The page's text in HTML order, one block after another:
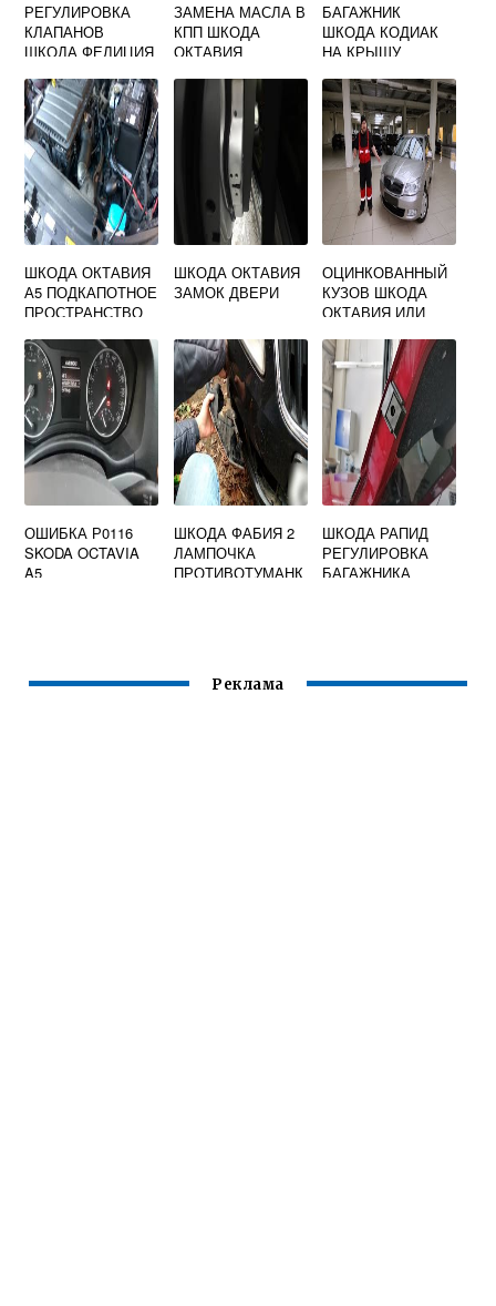
РЕГУЛИРОВКА
КЛАПАНОВ
ШКОДА ФЕЛИЦИЯ
ЗАМЕНА МАСЛА В
КПП ШКОДА
ОКТАВИЯ
БАГАЖНИК
ШКОДА КОДИАК
НА КРЫШУ
ШКОДА ОКТАВИЯ
А5 ПОДКАПОТНОЕ
ПРОСТРАНСТВО
ШКОДА ОКТАВИЯ
ЗАМОК ДВЕРИ
ОЦИНКОВАННЫЙ
КУЗОВ ШКОДА
ОКТАВИЯ ИЛИ
ОШИБКА Р0116
SKODA OCTAVIA
A5
ШКОДА ФАБИЯ 2
ЛАМПОЧКА
ПРОТИВОТУМАНК
ШКОДА РАПИД
РЕГУЛИРОВКА
БАГАЖНИКА
Реклама